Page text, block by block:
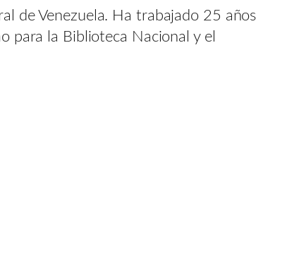
de Venezuela. Ha trabajado 25 años
para la Biblioteca Nacional y el